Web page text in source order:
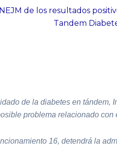
de la diabetes en
problema relacionado
16, detendrá la